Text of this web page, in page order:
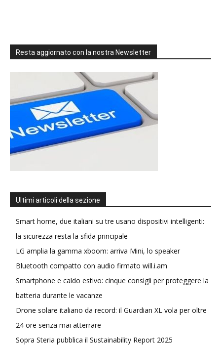
Resta aggiornato con la nostra Newsletter
Ultimi articoli della sezione
Smart home, due italiani su tre usano dispositivi intelligenti:
la sicurezza resta la sfida principale
LG amplia la gamma xboom: arriva Mini, lo speaker
Bluetooth compatto con audio firmato will.i.am
Smartphone e caldo estivo: cinque consigli per proteggere la
batteria durante le vacanze
Drone solare italiano da record: il Guardian XL vola per oltre
24 ore senza mai atterrare
Sopra Steria pubblica il Sustainability Report 2025